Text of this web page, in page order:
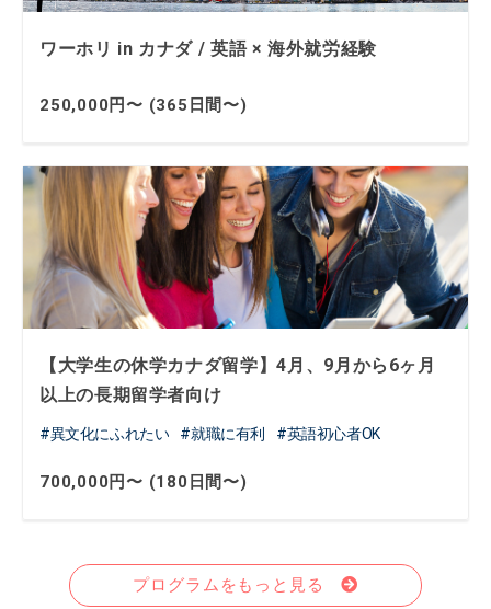
ワーホリ in カナダ / 英語 × 海外就労経験
250,000円〜 (365日間〜)
【大学生の休学カナダ留学】4月、9月から6ヶ月
以上の長期留学者向け
異文化にふれたい 就職に有利 英語初心者OK
700,000円〜 (180日間〜)
プログラムをもっと見る